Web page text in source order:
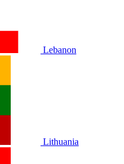
Lebanon
Lithuania